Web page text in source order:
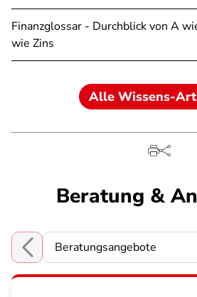
Finanzglossar - Durchblick von A
wie Zins
Alle Wissens-
Beratung &
Choose a section